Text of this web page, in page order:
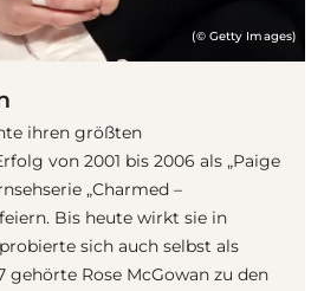
(© Getty Images)
ihren größten
von 2001 bis 2006 als „Paige
„Charmed –
Bis heute wirkt sie in
sich auch selbst als
gehörte Rose McGowan zu den